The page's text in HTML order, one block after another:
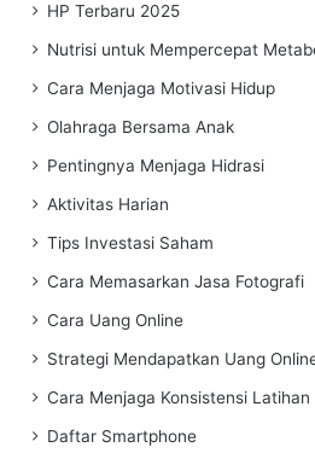
HP Terbaru 2025
Nutrisi untuk Mempercepat
Cara Menjaga Motivasi Hidup
Olahraga Bersama Anak
Pentingnya Menjaga Hidrasi
Aktivitas Harian
Tips Investasi Saham
Cara Memasarkan Jasa Fotografi
Cara Uang Online
Strategi Mendapatkan Uang
Cara Menjaga Konsistensi Latihan
Daftar Smartphone